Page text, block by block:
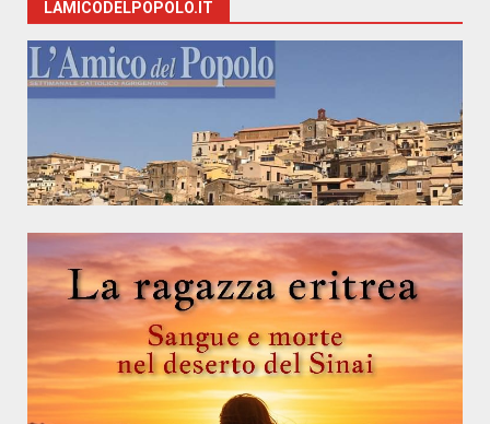
LAMICODELPOPOLO.IT